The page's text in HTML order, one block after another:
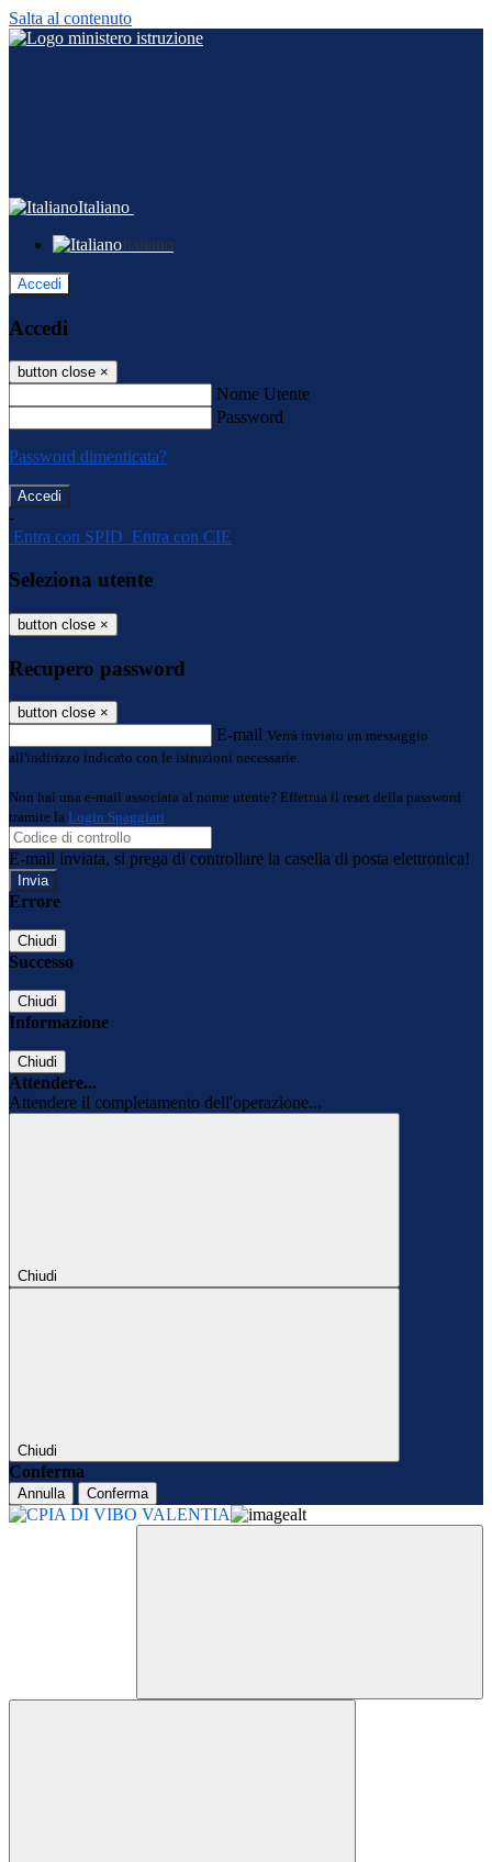
Salta al contenuto
Italiano
Italiano
Accedi
Accedi
button close ×
Nome Utente
Password
Password dimenticata?
-
Entra con SPID Entra con CIE
Seleziona utente
button close ×
Recupero password
button close ×
E-mail Verrà inviato un messaggio
all'indirizzo indicato con le istruzioni necessarie.
Non hai una e-mail associata al nome utente? Effettua il reset della password
tramite la Login Spaggiari
E-mail inviata, si prega di controllare la casella di posta elettronica!
Errore
Chiudi
Successo
Chiudi
Informazione
Chiudi
Attendere...
Attendere il completamento dell'operazione...
Chiudi
Chiudi
Conferma
Annulla Conferma